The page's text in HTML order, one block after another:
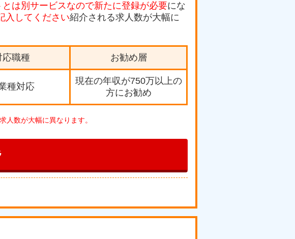
は別サービスなので新たに登録が必要にな
入してください紹介される求人数が大幅に
応職種 お勧め層
種対応
現在の年収が750万以上の
方にお勧め
数が大幅に異なります。